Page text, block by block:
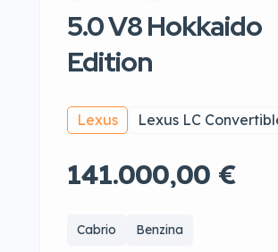
5.0 V8 Hokkaido
Edition
Lexus Lexus LC
141.000,00 €
Cabrio Benzina